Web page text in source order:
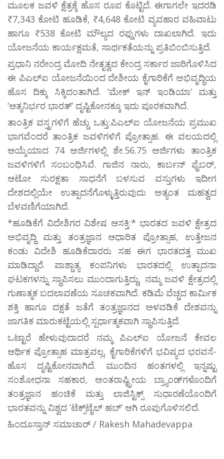
ಮೂಲಕ ಜವಳಿ ಕ್ಷೆತ್ರಕ್ಕೆ ಹೊಸ ರೂಪ ಕೊಟ್ಟಿದೆ. ಈಗಾಗಲೇ ಇದರಡಿ
₹7,343 ಕೋಟಿ ಹೂಡಿಕೆ, ₹4,648 ಕೋಟಿ ವ್ಯವಹಾರ ವಹಿವಾಟು
ಹಾಗೂ ₹538 ಕೋಟಿ ಮೌಲ್ಯದ ರಫ್ತುಗಳು ದಾಖಲಾಗಿದೆ. ಇದು
ಯೋಜನೆಯ ಕಾರ್ಯಕ್ಷಮತೆ, ಸಾರ್ಥಕತೆಯನ್ನು ಪ್ರತಿಬಿಂಬಿಸುತ್ತಿದೆ.
ಪ್ರಧಾನಿ ನರೇಂದ್ರ ಮೋದಿ ನೇತೃತ್ವದ ಕೇಂದ್ರ ಸರ್ಕಾರ ಜಾರಿಗೊಳಿಸಿದ
ಈ ಪಿಎಲ್ಐ ಯೋಜನೆಯಿಂದ ದೇಶೀಯ ಕೈಗಾರಿಕೆಗೆ ಅಭಿವೃದ್ಧಿಯ
ಹೊಸ ದಿಕ್ಕು ಸಿಕ್ಕಿದಂತಾಗಿದೆ. ‘ಮೇಕ್ ಇನ್ ಇಂಡಿಯಾ’ ಮತ್ತು
‘ಆತ್ಮನಿರ್ಭರ ಭಾರತ್’ ದೃಷ್ಟಿಕೋನಕ್ಕೂ ಇದು ಪೂರಕವಾಗಿದೆ.
ತಾಂತ್ರಿಕ ವಸ್ತ್ರಗಳಿಗೆ ಹೆಚ್ಚು ಒತ್ತು:ಪಿಎಲ್ಐ ಯೋಜನೆಯ ಪ್ರಮುಖ
ಭಾಗವೆಂದರೆ ತಾಂತ್ರಿಕ ಜವಳಿಗಳಿಗೆ ಪ್ರೋತ್ಸಾಹ. ಈ ವಲಯದಲ್ಲಿ
ಆಯ್ಕೆಯಾದ 74 ಅರ್ಜಿಗಳಲ್ಲಿ ಶೇ.56.75 ಅರ್ಜಿಗಳು ತಾಂತ್ರಿಕ
ಜವಳಿಗಳಿಗೆ ಸಂಬಂಧಿಸಿವೆ. ಗಾಜಿನ ನಾರು, ಕಾರ್ಬನ್ ಫೈಬರ್,
ಆಟೋ ಸುರಕ್ಷತಾ ಸಾಧನೆಗೆ ಬಳಸುವ ವಸ್ತುಗಳು ಇದೀಗ
ದೇಶದಲ್ಲಿಯೇ ಉತ್ಪಾದನೆಗೊಳ್ಳುತ್ತಿರುವುದು ಅತ್ಯಂತ ಮಹತ್ವದ
ಬೆಳವಣಿಗೆಯಾಗಿದೆ.
*ಹೂಡಿಕೆಗೆ ವಿದೇಶಿಗರ ವಿಶೇಷ ಆಸಕ್ತಿ:* ಭಾರತದ ಜವಳಿ ಕ್ಷೇತ್ರದ
ಅಭಿವೃದ್ಧಿ ಮತ್ತು ತಂತ್ರಜ್ಞಾನ ಆಧಾರಿತ ಪ್ರೋತ್ಸಾಹ, ಉತ್ತೇಜನ
ಕಂಡು ವಿದೇಶಿ ಹೂಡಿಕೆದಾರರು ಸಹ ಈಗ ಭಾರತದತ್ತ ಮುಖ
ಮಾಡಿದ್ದಾರೆ. ಪಾಶ್ಚಾತ್ಯ ಕಂಪನಿಗಳು ಭಾರತದಲ್ಲಿ ಉತ್ಪಾದನಾ
ಘಟಕಗಳನ್ನು ಸ್ಥಾಪಿಸಲು ಮುಂದಾಗುತ್ತಿದ್ದು, ನಮ್ಮ ಜವಳಿ ಕ್ಷೇತ್ರದಲ್ಲಿ
ಗುಣಾತ್ಮಕ ಬದಲಾವಣೆಯ ಸೂಚಕವಾಗಿದೆ. ಕಡಿಮೆ ವೆಚ್ಚದ ಕಾರ್ಮಿಕ
ಶಕ್ತಿ ಹಾಗೂ ದಕ್ಷತೆ ಜತೆಗೆ ತಂತ್ರಜ್ಞಾನದ ಅಳವಡಿಕೆ ದೇಶವನ್ನು
ಜಾಗತಿಕ ಮಾರುಕಟ್ಟೆಯಲ್ಲಿ ಸ್ಪರ್ಧಾತ್ಮಕವಾಗಿ ಸ್ಥಾಪಿಸುತ್ತಿದೆ.
ಒಟ್ಟಾರೆ ಹೇಳುವುದಾದರೆ ನಮ್ಮ ಪಿಎಲ್ಐ ಯೋಜನೆ ಕೇವಲ
ಆರ್ಥಿಕ ಪ್ರೋತ್ಸಾಹ ಮಾತ್ರವಲ್ಲ, ಕೈಗಾರಿಕೆಗಳಿಗೆ ಭವಿಷ್ಯದ ಭರವಸೆ-
ಹೊಸ ದೃಷ್ಟಿಕೋನವಾಗಿದೆ. ಮುಂದಿನ ಹಂತಗಳಲ್ಲಿ ಇನ್ನಷ್ಟು
ಸಂಶೋಧನಾ ಸಹಕಾರ, ಅಂತರಾಷ್ಟ್ರೀಯ ಬ್ರ್ಯಾಂಡ್‌ಗಳೊಂದಿಗೆ
ತಂತ್ರಜ್ಞಾನ ಹಂಚಿಕೆ ಮತ್ತು ಲಾಜಿಸ್ಟಿಕ್ಸ್ ಸುಧಾರಣೆಯೊಂದಿಗೆ
ಭಾರತವನ್ನು ವಿಶ್ವದ ʼಟೆಕ್ಸ್‌ಟೈಲ್‌ ಹಬ್ʼ ಆಗಿ ರೂಪುಗೊಳಿಸಲಿದೆ.
ಹಿಂದೂಸ್ತಾನ್ ಸಮಾಚಾರ್ / Rakesh Mahadevappa